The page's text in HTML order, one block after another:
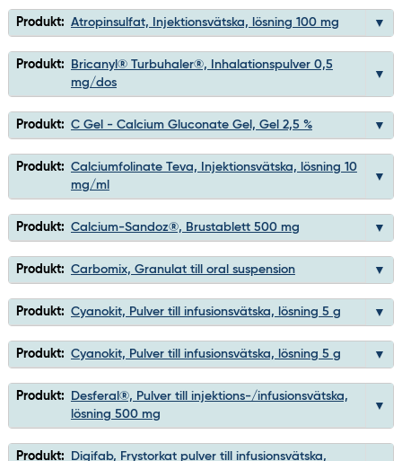
Produkt: Atropinsulfat, Injektionsvätska, lösning 100 mg
Produkt:
Bricanyl® Turbuhaler®, Inhalationspulver 0,5
mg/dos
Produkt: C Gel - Calcium Gluconate Gel, Gel 2,5 %
Produkt: Calciumfolinate Teva, Injektionsvätska, lösning 10
mg/ml
Produkt: Calcium-Sandoz®, Brustablett 500 mg
Produkt: Carbomix, Granulat till oral suspension
Produkt: Cyanokit, Pulver till infusionsvätska, lösning 5 g
Produkt: Cyanokit, Pulver till infusionsvätska, lösning 5 g
Produkt:
Desferal®, Pulver till injektions-/infusionsvätska,
lösning 500 mg
Produkt: Digifab, Frystorkat pulver till infusionsvätska,